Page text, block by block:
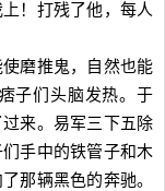
！打残了他，每人
磨推鬼，自然也能
子们头脑发热。于
来。易军三下五除
手中的铁管子和木
那辆黑色的奔驰。